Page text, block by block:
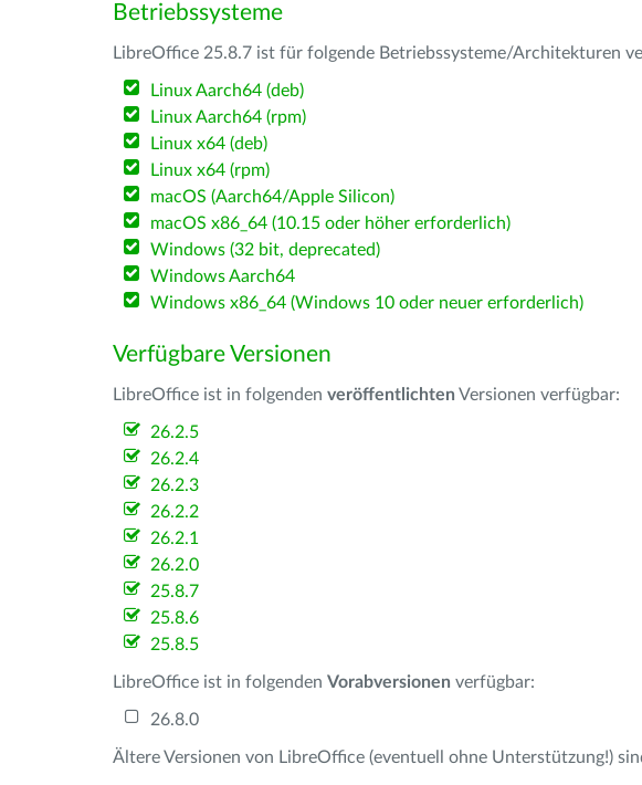
Betriebssysteme
LibreOffice 25.8.7 ist für folgende Betriebssysteme/Architekturen
Linux Aarch64 (deb)
Linux Aarch64 (rpm)
Linux x64 (deb)
Linux x64 (rpm)
macOS (Aarch64/Apple Silicon)
macOS x86_64 (10.15 oder höher erforderlich)
Windows (32 bit, deprecated)
Windows Aarch64
Windows x86_64 (Windows 10 oder neuer erforderlich)
Verfügbare Versionen
LibreOffice ist in folgenden veröffentlichten Versionen verfügbar:
26.2.5
26.2.4
26.2.3
26.2.2
26.2.1
26.2.0
25.8.7
25.8.6
25.8.5
LibreOffice ist in folgenden Vorabversionen verfügbar:
26.8.0
Ältere Versionen von LibreOffice (eventuell ohne Unterstützung!)